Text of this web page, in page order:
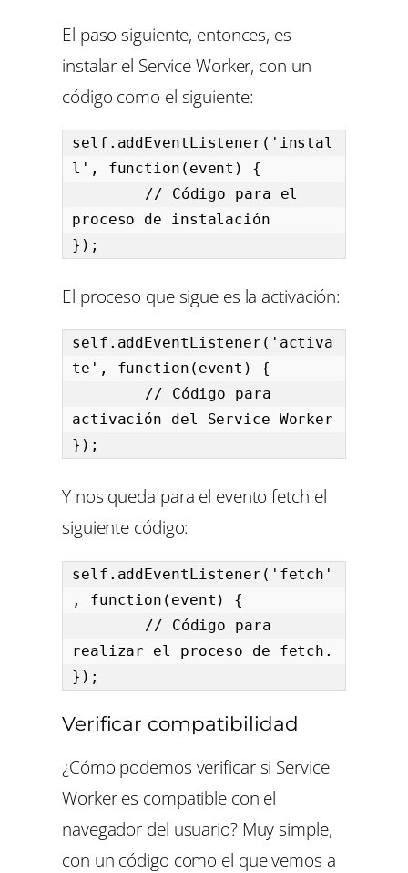
El paso siguiente, entonces, es
instalar el Service Worker, con un
código como el siguiente:
self.addEventListener('instal
l', function(event) {
proceso de instalación
});
El proceso que sigue es la activación:
self.addEventListener('activa
te', function(event) {
activación del Service Worker
});
Y nos queda para el evento fetch el
siguiente código:
self.addEventListener('fetch'
, function(event) {
realizar el proceso de fetch.
});
Verificar compatibilidad
¿Cómo podemos verificar si Service
Worker es compatible con el
navegador del usuario? Muy simple,
con un código como el que vemos a